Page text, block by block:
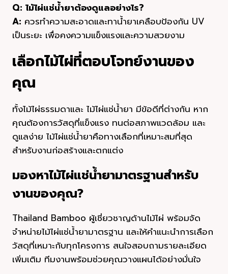
Q: ไม้ไผ่แช่น้ำยาต้องดูแลอย่างไร?
A: ควรทำความสะอาดและทาน้ำยาเคลือบป้องกัน UV
เป็นระยะ เพื่อคงความแข็งแรงและความสวยงาม
เลือกไม้ไผ่ที่ตอบโจทย์งานของ
คุณ
ทั้งไม้ไผ่ธรรมดาและ ไม้ไผ่แช่น้ำยา มีข้อดีที่ต่างกัน หาก
คุณต้องการวัสดุที่แข็งแรง ทนต่อสภาพแวดล้อม และ
ดูแลง่าย ไม้ไผ่แช่น้ำยาคือทางเลือกที่เหมาะสมที่สุด
สำหรับงานก่อสร้างและตกแต่ง
มองหาไม้ไผ่แช่น้ำยามาตรฐานสำหรับ
งานของคุณ?
Thailand Bamboo ผู้เชี่ยวชาญด้านไม้ไผ่ พร้อมจัด
จำหน่ายไม้ไผ่แช่น้ำยามาตรฐาน และให้คำแนะนำการเลือก
วัสดุที่เหมาะกับทุกโครงการ สนใจสอบถามรายละเอียด
เพิ่มเติม ทีมงานพร้อมช่วยคุณวางแผนได้อย่างมั่นใจ